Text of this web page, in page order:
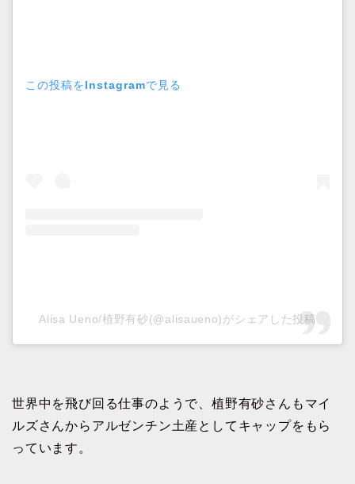
この投稿をInstagramで見る
Alisa Ueno/植野有砂(@alisaueno)がシェアした投稿
世界中を飛び回る仕事のようで、植野有砂さんもマイ
ルズさんからアルゼンチン土産としてキャップをもら
っています。